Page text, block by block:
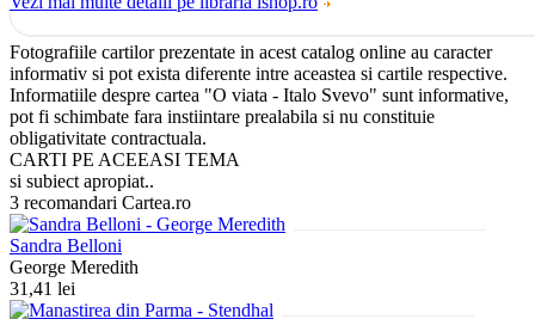
Fotografiile cartilor prezentate in acest catalog online au caracter
informativ si pot exista diferente intre aceastea si cartile respective.
Informatiile despre cartea "O viata - Italo Svevo" sunt informative,
pot fi schimbate fara instiintare prealabila si nu constituie
obligativitate contractuala.
CARTI PE ACEEASI TEMA
si subiect apropiat..
3 recomandari Cartea.ro
Sandra Belloni
George Meredith
31,41 lei